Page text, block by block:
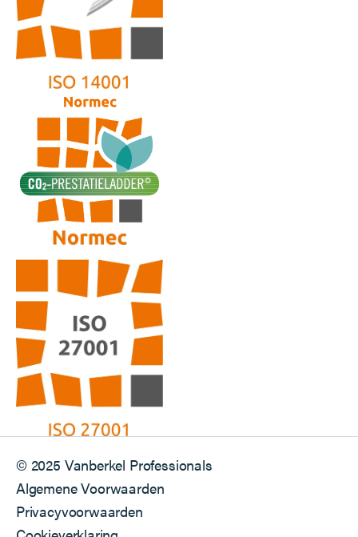
© 2025 Vanberkel Professionals
Algemene Voorwaarden
Privacyvoorwaarden